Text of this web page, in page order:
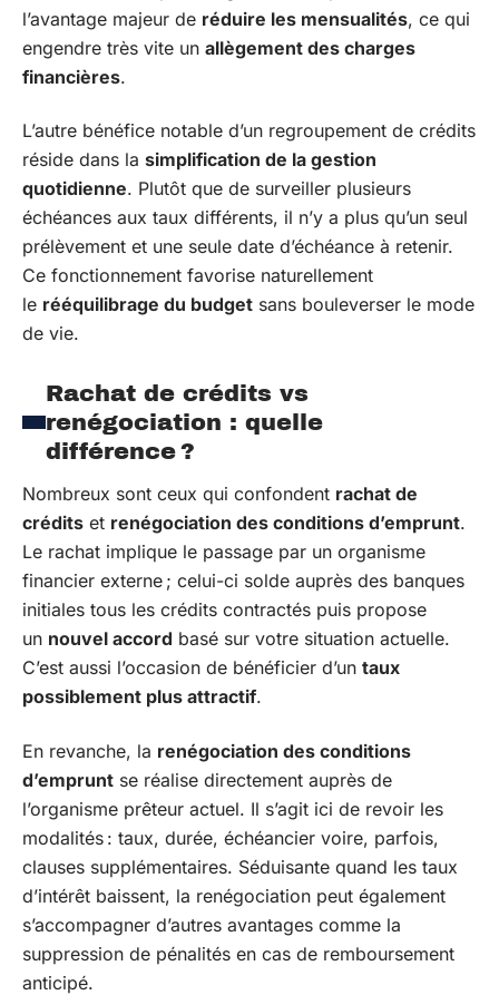
l’avantage majeur de réduire les mensualités, ce qui
engendre très vite un allègement des charges
financières.
L’autre bénéfice notable d’un regroupement de crédits
réside dans la simplification de la gestion
quotidienne. Plutôt que de surveiller plusieurs
échéances aux taux différents, il n’y a plus qu’un seul
prélèvement et une seule date d’échéance à retenir.
Ce fonctionnement favorise naturellement
le rééquilibrage du budget sans bouleverser le mode
de vie.
Rachat de crédits vs
renégociation : quelle
différence ?
Nombreux sont ceux qui confondent rachat de
crédits et renégociation des conditions d’emprunt.
Le rachat implique le passage par un organisme
financier externe ; celui-ci solde auprès des banques
initiales tous les crédits contractés puis propose
un nouvel accord basé sur votre situation actuelle.
C’est aussi l’occasion de bénéficier d’un taux
possiblement plus attractif.
En revanche, la renégociation des conditions
d’emprunt se réalise directement auprès de
l’organisme prêteur actuel. Il s’agit ici de revoir les
modalités : taux, durée, échéancier voire, parfois,
clauses supplémentaires. Séduisante quand les taux
d’intérêt baissent, la renégociation peut également
s’accompagner d’autres avantages comme la
suppression de pénalités en cas de remboursement
anticipé.